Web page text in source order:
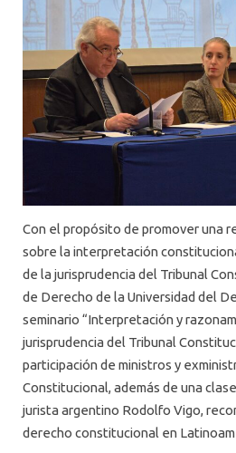
Con el propósito de promover una
sobre la interpretación
de la jurisprudencia del Tribunal
de Derecho de la Universidad del
seminario “Interpretación y
jurisprudencia del Tribunal
participación de ministros y
Constitucional, además de una
jurista argentino Rodolfo Vigo,
derecho constitucional en